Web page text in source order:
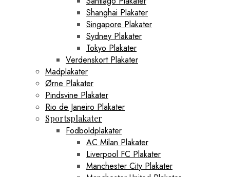
Shanghai Plakater
Singapore Plakater
Sydney Plakater
Tokyo Plakater
Verdenskort Plakater
Madplakater
Ørne Plakater
Pindsvine Plakater
Rio de Janeiro Plakater
Sportsplakater
Fodboldplakater
AC Milan Plakater
Liverpool FC Plakater
Manchester City Plakater